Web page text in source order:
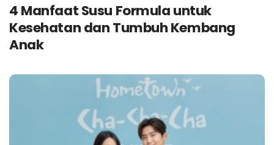
4 Manfaat Susu Formula untuk
Kesehatan dan Tumbuh Kembang
Anak